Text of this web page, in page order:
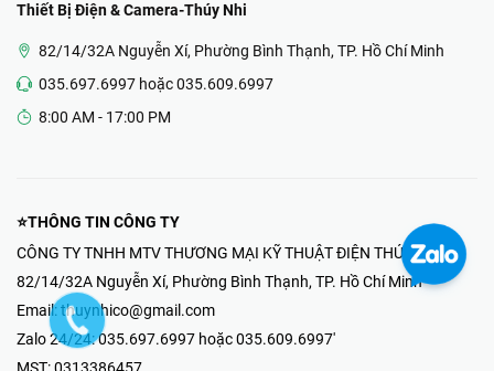
Thiết Bị Điện & Camera-Thúy Nhi
82/14/32A Nguyễn Xí, Phường Bình Thạnh, TP. Hồ Chí Minh
035.697.6997 hoặc 035.609.6997
8:00 AM - 17:00 PM
⭐THÔNG TIN CÔNG TY
CÔNG TY TNHH MTV THƯƠNG MẠI KỸ THUẬT ĐIỆN THÚY NHI
82/14/32A Nguyễn Xí, Phường Bình Thạnh, TP. Hồ Chí Minh
Email: thuynhico@gmail.com
Zalo 24/24:035.697.6997 hoặc 035.609.6997'